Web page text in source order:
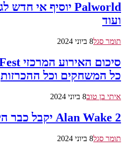
ועוד
תומר סגל8 ביוני 2024
כל המשחקים וכל ההכרזות
איתי בן טוב8 ביוני 2024
Alan Wake 2 יקבל כבר היום DLC ראשון
תומר סגל8 ביוני 2024